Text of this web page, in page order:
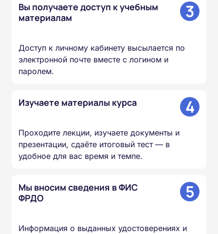
Вы получаете доступ к учебным
материалам
3
Доступ к личному кабинету высылается по
электронной почте вместе с логином и
паролем.
Изучаете материалы курса 4
Проходите лекции, изучаете документы и
презентации, сдаёте итоговый тест — в
удобное для вас время и темпе.
Мы вносим сведения в ФИС
ФРДО
5
Информация о выданных удостоверениях и